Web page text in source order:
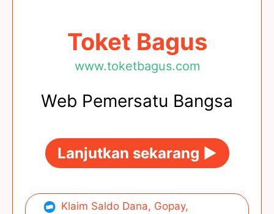
Toket Bagus
www.toketbagus.com
Web Pemersatu Bangsa
Lanjutkan sekarang ►
Klaim Saldo Dana, Gopay,